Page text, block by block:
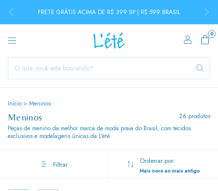
FRETE GRÁTIS ACIMA DE R$ 399 SP | R$ 599 BRASIL
0
Início > Meninos
Meninos
26 produtos
Peças de menino da melhor marca de moda praia do Brasil, com tecidos
exclusivos e modelagens únicas da L'été.
Filtrar Ordenar por:
Mais novo ao mais antigo